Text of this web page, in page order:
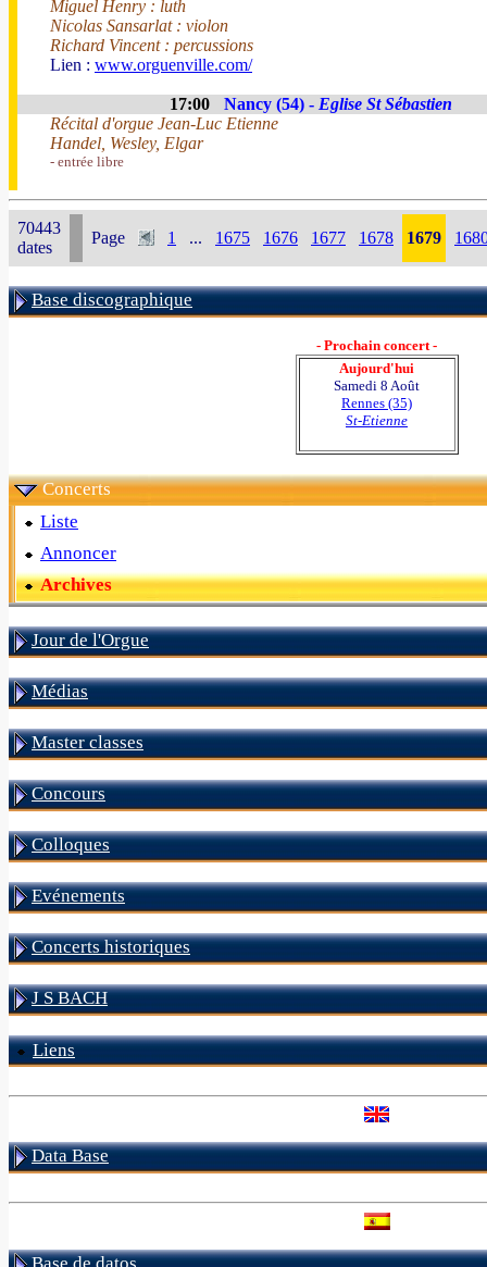
Miguel Henry : luth
Nicolas Sansarlat : violon
Richard Vincent : percussions
Lien : www.orguenville.com/
17:00 Nancy (54) - Eglise St Sébastien
Récital d'orgue Jean-Luc Etienne
Handel, Wesley, Elgar
- entrée libre
70443
dates
Page 1 ... 1675 1676 1677 1678 1679
Base discographique
- Prochain concert -
Aujourd'hui
Samedi 8 Août
Rennes (35)
St-Etienne
Concerts
Liste
Annoncer
Archives
Jour de l'Orgue
Médias
Master classes
Concours
Colloques
Evénements
Concerts historiques
J S BACH
Liens
Data Base